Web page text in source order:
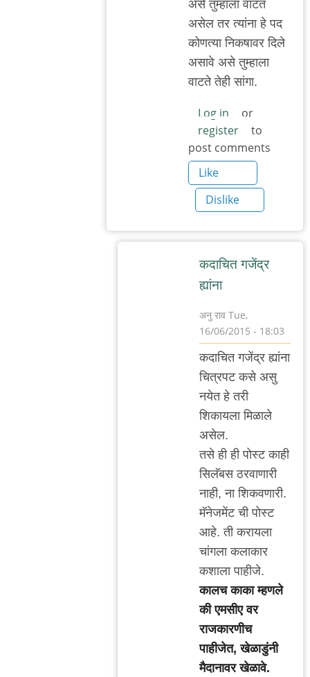
असे तुम्हाला वाटत
असेल तर त्यांना हे पद
कोणत्या निकषावर दिले
असावे असे तुम्हाला
वाटते तेही सांगा.
Log in
or
register
to
post comments
Like
Dislike
कदाचित गजेंद्र
ह्यांना
अनु राव Tue,
16/06/2015 - 18:03
reply
to
पात्रता
by
अतिशहाणा
कदाचित गजेंद्र ह्यांना
चित्रपट कसे असु
नयेत हे तरी
शिकायला मिळाले
असेल.
तसे ही ही पोस्ट काही
सिलॅबस ठरवाणारी
नाही, ना शिकवणारी.
मॅनेजमेंट ची पोस्ट
आहे. ती करायला
चांगला कलाकार
कशाला पाहीजे.
कालच काका म्हणले
की एमसीए वर
राजकारणीच
पाहीजेत, खेळाडुंनी
मैदानावर खेळावे.